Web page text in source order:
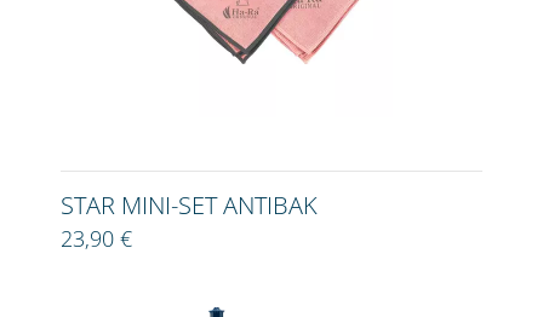
STAR MINI-SET ANTIBAK
23,90 €